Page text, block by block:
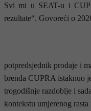
Svi mi u SEAT-u i
rezultate“. Govoreći o
potpredsjednik prodaje i
brenda CUPRA istaknuo
trogodišnje razdoblje i
kontekstu umjerenog